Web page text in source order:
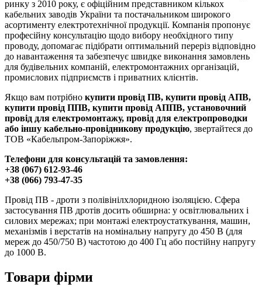
ринку з 2010 року, є офіційним представником кількох
кабельних заводів України та постачальником широкого
асортименту електротехнічної продукції. Компанія пропонує
професійну консультацію щодо вибору необхідного типу
проводу, допомагає підібрати оптимальний переріз відповідно
до навантаження та забезпечує швидке виконання замовлень
для будівельних компаній, електромонтажних організацій,
промислових підприємств і приватних клієнтів.
Якщо вам потрібно купити провід ПВ, купити провід АПВ,
купити провід ППВ, купити провід АППВ, установочний
провід для електромонтажу, провід для електропроводки
або іншу кабельно-провідникову продукцію, звертайтеся до
ТОВ «Кабельпром-Запоріжжя».
Телефони для консультацій та замовлення:
+38 (067) 612-93-46
+38 (066) 793-47-35
Провід ПВ - дроти з полівінілхлоридною ізоляцією. Сфера
застосування ПВ дротів досить обширна: у освітлювальних і
силових мережах; при монтажі електроустаткування, машин,
механізмів і верстатів на номінальну напругу до 450 В (для
мереж до 450/750 В) частотою до 400 Гц або постійну напругу
до 1000 В.
Товари фірми